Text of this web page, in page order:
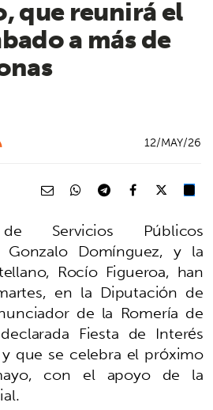
que reunirá el
a más de
12/MAY/26
Servicios Públicos
Gonzalo Domínguez, y la
Rocío Figueroa, han
en la Diputación de
de la Romería de
Fiesta de Interés
que se celebra el próximo
con el apoyo de la